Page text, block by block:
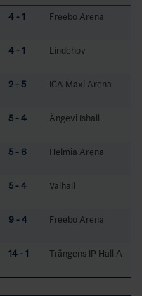
4 - 1 Freebo Arena
4 - 1 Lindehov
2 - 5 ICA Maxi Arena
5 - 4 Ängevi Ishall
5 - 6 Helmia Arena
5 - 4 Valhall
9 - 4 Freebo Arena
14 - 1 Trängens IP Hall A